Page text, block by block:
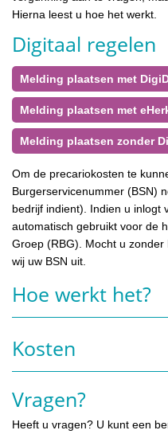
Hierna leest u hoe het werkt.
Digitaal regelen
Melding plaatsen met
Melding plaatsen met
Melding plaatsen zonder
Om de precariokosten te
Burgerservicenummer (BSN)
bedrijf indient). Indien u inlogt
automatisch gebruikt voor de
Groep (RBG). Mocht u
wij uw BSN uit.
Hoe werkt het?
Kosten
Vragen?
Heeft u vragen? U kunt een